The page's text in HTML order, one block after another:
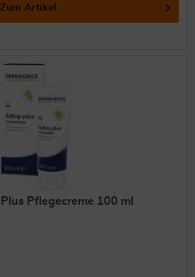
Zum Artikel
Pflegecreme 100 ml